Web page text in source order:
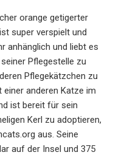
orange getigerter
super verspielt und
anhänglich und liebt es
Pflegestelle zu
Pflegekätzchen zu
anderen Katze im
ist bereit für sein
Kerl zu adoptieren,
aus. Seine
auf der Insel und 375